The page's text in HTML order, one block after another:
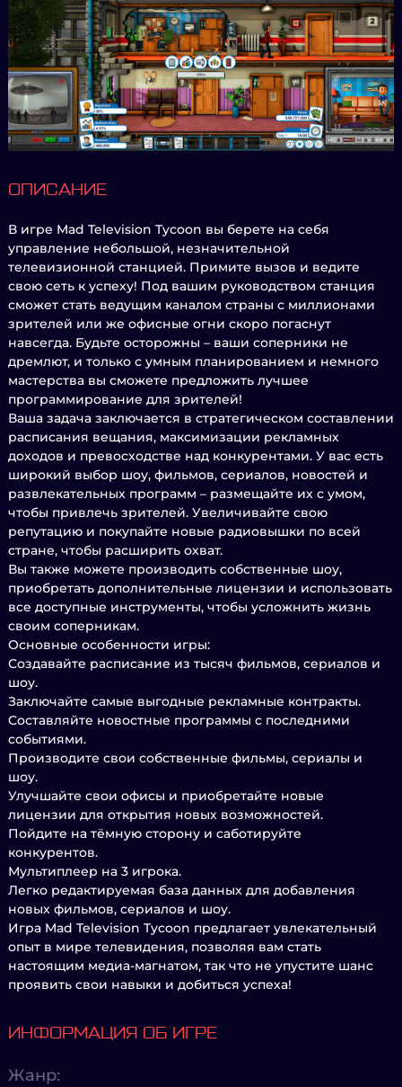
ОПИСАНИЕ
В игре Mad Television Tycoon вы берете на себя
управление небольшой, незначительной
телевизионной станцией. Примите вызов и ведите
свою сеть к успеху! Под вашим руководством станция
сможет стать ведущим каналом страны с миллионами
зрителей или же офисные огни скоро погаснут
навсегда. Будьте осторожны – ваши соперники не
дремлют, и только с умным планированием и немного
мастерства вы сможете предложить лучшее
программирование для зрителей!
Ваша задача заключается в стратегическом составлении
расписания вещания, максимизации рекламных
доходов и превосходстве над конкурентами. У вас есть
широкий выбор шоу, фильмов, сериалов, новостей и
развлекательных программ – размещайте их с умом,
чтобы привлечь зрителей. Увеличивайте свою
репутацию и покупайте новые радиовышки по всей
стране, чтобы расширить охват.
Вы также можете производить собственные шоу,
приобретать дополнительные лицензии и использовать
все доступные инструменты, чтобы усложнить жизнь
своим соперникам.
Основные особенности игры:
Создавайте расписание из тысяч фильмов, сериалов и
шоу.
Заключайте самые выгодные рекламные контракты.
Составляйте новостные программы с последними
событиями.
Производите свои собственные фильмы, сериалы и
шоу.
Улучшайте свои офисы и приобретайте новые
лицензии для открытия новых возможностей.
Пойдите на тёмную сторону и саботируйте
конкурентов.
Мультиплеер на 3 игрока.
Легко редактируемая база данных для добавления
новых фильмов, сериалов и шоу.
Игра Mad Television Tycoon предлагает увлекательный
опыт в мире телевидения, позволяя вам стать
настоящим медиа-магнатом, так что не упустите шанс
проявить свои навыки и добиться успеха!
ИНФОРМАЦИЯ ОБ ИГРЕ
Жанр: